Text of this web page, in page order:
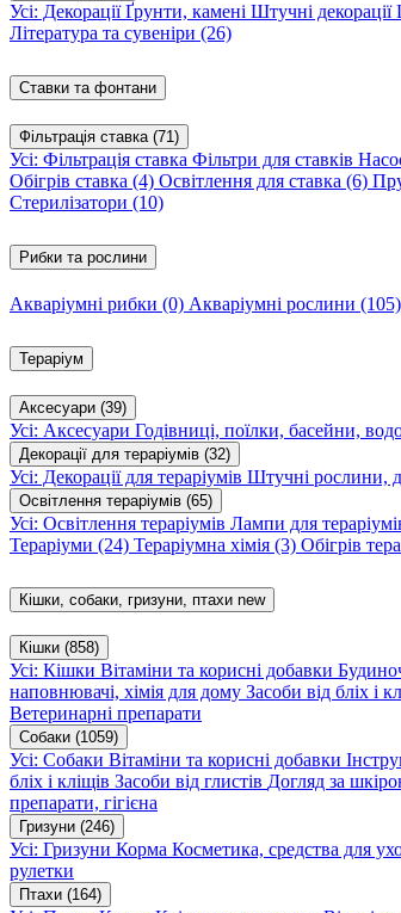
Усі: ДекораціїҐрунти, камені Штучні декорації
Література та сувеніри (26)
Ставки та фонтани
Фільтрація ставка (71)
Усі: Фільтрація ставка Фільтри для ставків
Обігрів ставка (4) Освітлення для ставка (6)
Стерилізатори (10)
Рибки та рослини
Акваріумні рибки (0) Акваріумні рослини (105)
Тераріум
Аксесуари (39)
Усі: Аксесуари Годівниці, поїлки, басейни,
Декорації для тераріумів (32)
Усі: Декорації для тераріумів Штучні рослини,
Освітлення тераріумів (65)
Усі: Освітлення тераріумів Лампи для
Тераріуми (24) Тераріумна хімія (3) Обігрів
Кішки, собаки, гризуни, птахи new
Кішки (858)
Усі: Кішки Вітаміни та корисні добавки
наповнювачі, хімія для дому Засоби від бліх і
Ветеринарні препарати
Собаки (1059)
Усі: Собаки Вітаміни та корисні добавки
бліх і кліщів Засоби від глистів Догляд за
препарати, гігієна
Гризуни (246)
Усі: Гризуни Корма Косметика, средства для
рулетки
Птахи (164)